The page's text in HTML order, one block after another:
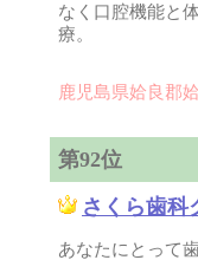
なく口腔機能と
療。
鹿児島県姶良郡
第92位
さくら歯科
あなたにとって